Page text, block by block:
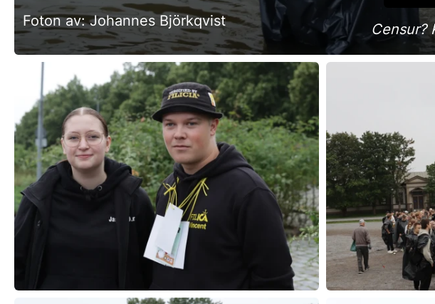
Foton av: Johannes Björkqvist Censur?